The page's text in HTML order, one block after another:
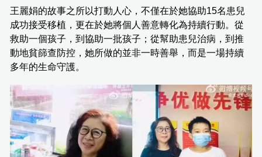
王麗娟的故事之所以打動人心，不僅在於她協助15名患兒
成功接受移植，更在於她將個人善意轉化為持續行動。從
救助一個孩子，到協助一批孩子；從幫助患兒治病，到推
動地貧篩查防控，她所做的並非一時善舉，而是一場持續
多年的生命守護。